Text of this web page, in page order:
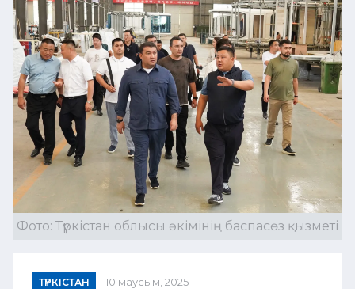
Фото: Түркістан облысы әкімінің баспасөз қызметі
ТҮРКІСТАН 10 маусым, 2025